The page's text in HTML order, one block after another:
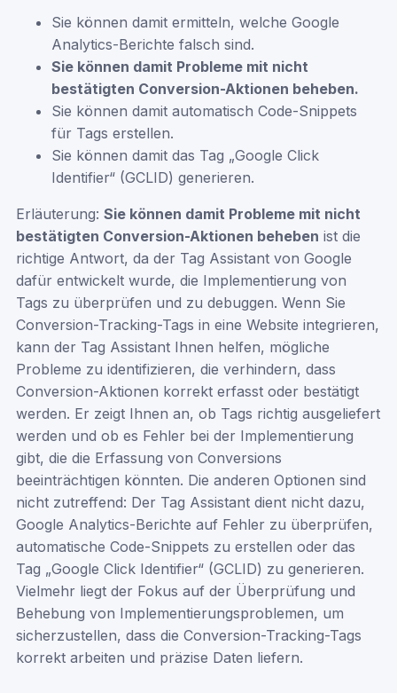
Sie können damit ermitteln, welche Google
Analytics-Berichte falsch sind.
Sie können damit Probleme mit nicht
bestätigten Conversion-Aktionen beheben.
Sie können damit automatisch Code-Snippets
für Tags erstellen.
Sie können damit das Tag „Google Click
Identifier“ (GCLID) generieren.
Erläuterung:Sie können damit Probleme mit nicht
bestätigten Conversion-Aktionen beheben ist die
richtige Antwort, da der Tag Assistant von Google
dafür entwickelt wurde, die Implementierung von
Tags zu überprüfen und zu debuggen. Wenn Sie
Conversion-Tracking-Tags in eine Website integrieren,
kann der Tag Assistant Ihnen helfen, mögliche
Probleme zu identifizieren, die verhindern, dass
Conversion-Aktionen korrekt erfasst oder bestätigt
werden. Er zeigt Ihnen an, ob Tags richtig ausgeliefert
werden und ob es Fehler bei der Implementierung
gibt, die die Erfassung von Conversions
beeinträchtigen könnten. Die anderen Optionen sind
nicht zutreffend: Der Tag Assistant dient nicht dazu,
Google Analytics-Berichte auf Fehler zu überprüfen,
automatische Code-Snippets zu erstellen oder das
Tag „Google Click Identifier“ (GCLID) zu generieren.
Vielmehr liegt der Fokus auf der Überprüfung und
Behebung von Implementierungsproblemen, um
sicherzustellen, dass die Conversion-Tracking-Tags
korrekt arbeiten und präzise Daten liefern.